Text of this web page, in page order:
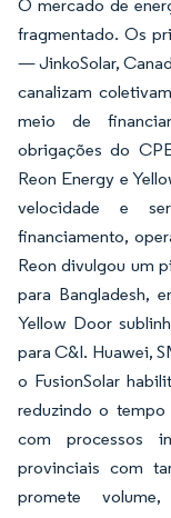
O mercado de
fragmentado. Os
— JinkoSolar,
canalizam
meio de
obrigações do
Reon Energy e
velocidade e
financiamento,
Reon divulgou um
para Bangladesh,
Yellow Door
para C&I. Huawei,
o FusionSolar
reduzindo o tempo
com processos
provinciais com
promete